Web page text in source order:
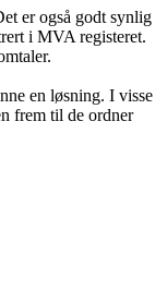
er også godt synlig
i MVA registeret.
en løsning. I visse
frem til de ordner